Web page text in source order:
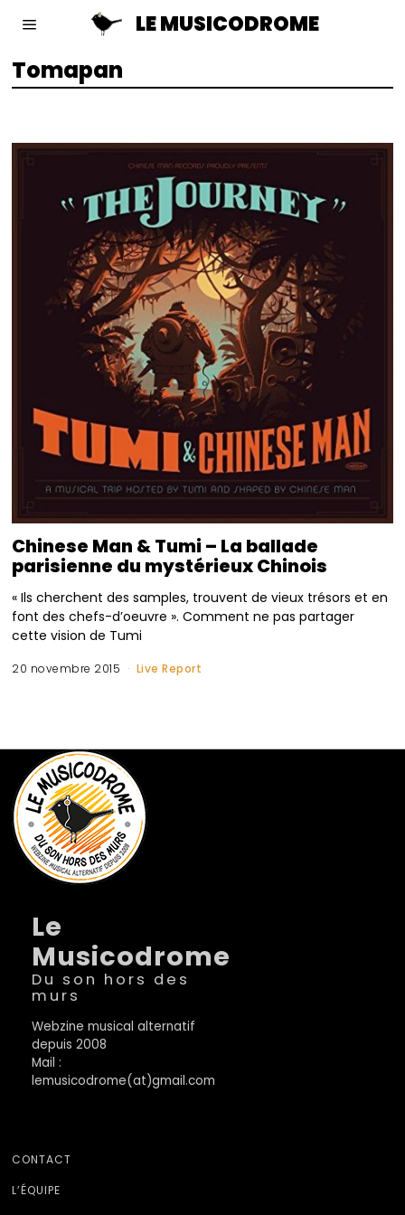
LE MUSICODROME
Tomapan
Chinese Man & Tumi – La ballade
parisienne du mystérieux Chinois
« Ils cherchent des samples, trouvent de vieux trésors et en
font des chefs-d’oeuvre ». Comment ne pas partager
cette vision de Tumi
20 novembre 2015 Live Report
Le
Musicodrome
Du son hors des
murs
Webzine musical alternatif
depuis 2008
Mail :
lemusicodrome(at)gmail.com
CONTACT
L’ÉQUIPE